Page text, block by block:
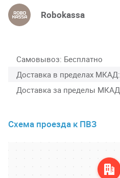
Robokassa
Самовывоз Бесплатно
Доставка в пределах МКАД
Доставка за пределы МКАД
Схема проезда к ПВЗ